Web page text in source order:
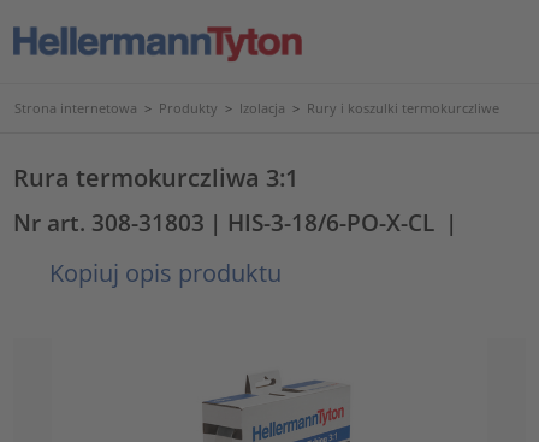
Strona internetowa > Produkty > Izolacja > Rury i koszulki termokurczliwe
Rura termokurczliwa 3:1
Nr art. 308-31803 | HIS-3-18/6-PO-X-CL |
Kopiuj opis produktu